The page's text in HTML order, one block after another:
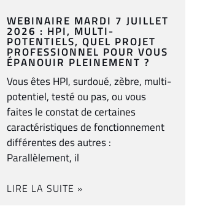
WEBINAIRE MARDI 7 JUILLET
2026 : HPI, MULTI-
POTENTIELS, QUEL PROJET
PROFESSIONNEL POUR VOUS
ÉPANOUIR PLEINEMENT ?
Vous êtes HPI, surdoué, zèbre, multi-
potentiel, testé ou pas, ou vous
faites le constat de certaines
caractéristiques de fonctionnement
différentes des autres :
Parallèlement, il
LIRE LA SUITE »